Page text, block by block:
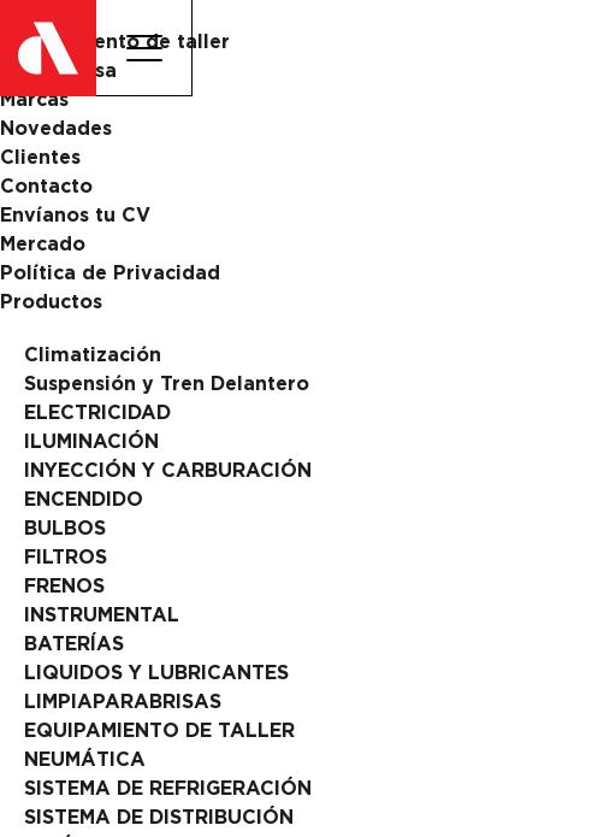
Equipamiento de taller
La Empresa
Marcas
Novedades
Clientes
Contacto
Envíanos tu CV
Mercado
Política de Privacidad
Productos
Climatización
Suspensión y Tren Delantero
ELECTRICIDAD
ILUMINACIÓN
INYECCIÓN Y CARBURACIÓN
ENCENDIDO
BULBOS
FILTROS
FRENOS
INSTRUMENTAL
BATERÍAS
LIQUIDOS Y LUBRICANTES
LIMPIAPARABRISAS
EQUIPAMIENTO DE TALLER
NEUMÁTICA
SISTEMA DE REFRIGERACIÓN
SISTEMA DE DISTRIBUCIÓN